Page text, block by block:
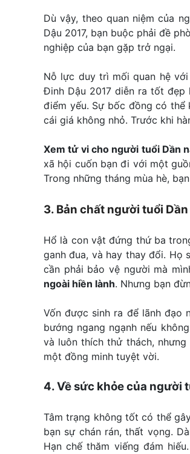
Dù vậy, theo quan niệm của
Dậu 2017, bạn buộc phải đề
nghiệp của bạn gặp trở ngại.
Nỗ lực duy trì mối quan hệ
Đinh Dậu 2017 diễn ra tốt đẹp
điểm yếu. Sự bốc đồng có thể
cái giá không nhỏ. Trước khi
Xem tử vi cho người tuổi Dần
xã hội cuốn bạn đi với một
Trong những tháng mùa hè,
3. Bản chất người tuổi
Hổ là con vật đứng thứ ba
ganh đua, và hay thay đổi. Họ
cần phải bảo vệ người mà
ngoài hiền lành. Nhưng bạn
Vốn được sinh ra để lãnh đạo
bướng ngang ngạnh nếu
và luôn thích thử thách,
một đồng minh tuyệt vời.
4. Về sức khỏe của người
Tâm trạng không tốt có thể
bạn sự chán rán, thất vọng.
Hạn chế thăm viếng đám